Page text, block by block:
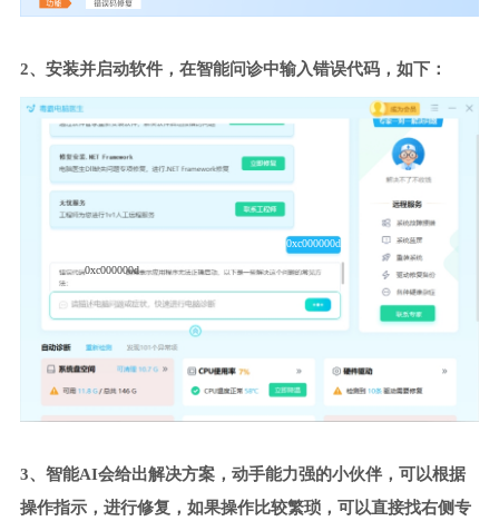
2、安装并启动软件，在智能问诊中输入错误代码，如下：
0xc000000d
0xc000000d
3、智能AI会给出解决方案，动手能力强的小伙伴，可以根据
操作指示，进行修复，如果操作比较繁琐，可以直接找右侧专